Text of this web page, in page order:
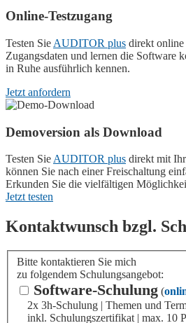
Online-Testzugang
Testen Sie AUDITOR plus direkt
Zugangsdaten und lernen die Software
in Ruhe ausführlich kennen.
Jetzt anfordern
Demoversion als Download
Testen SieAUDITOR plus direkt mit
können Sie nach einer Freischaltung
Erkunden Sie die vielfältigen
Jetzt testen
Kontaktwunsch bzgl.
Bitte kontaktieren Sie mich
zu folgendem Schulungsangebot:
Software-Schulung (
2x 3h-Schulung | Themen und
inkl. Schulungszertifikat | max. 10